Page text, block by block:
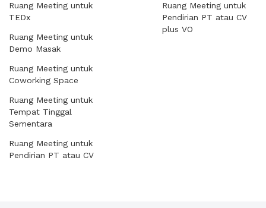
Ruang Meeting untuk
TEDx
Ruang Meeting untuk
Demo Masak
Ruang Meeting untuk
Coworking Space
Ruang Meeting untuk
Tempat Tinggal
Sementara
Ruang Meeting untuk
Pendirian PT atau CV
Ruang Meeting untuk
Pendirian PT atau CV
plus VO